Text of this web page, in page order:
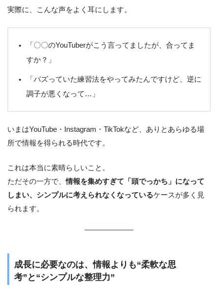
実際に、こんな声をよく耳にします。
「〇〇のYouTuberがこう言ってましたが、合ってま
すか？」
「バズっていた練習法をやってみたんですけど、逆に
調子が悪くなって…」
いまはYouTube・Instagram・TikTokなど、ありとあらゆる場
所で情報を得られる時代です。
これは本当に素晴らしいこと。
ただその一方で、情報を集めすぎて「頭でっかち」になって
しまい、シンプルに考えられなくなっているケースが多く見
られます。
成長に必要なのは、情報よりも“柔軟な思
考”と“シンプルな整理力”